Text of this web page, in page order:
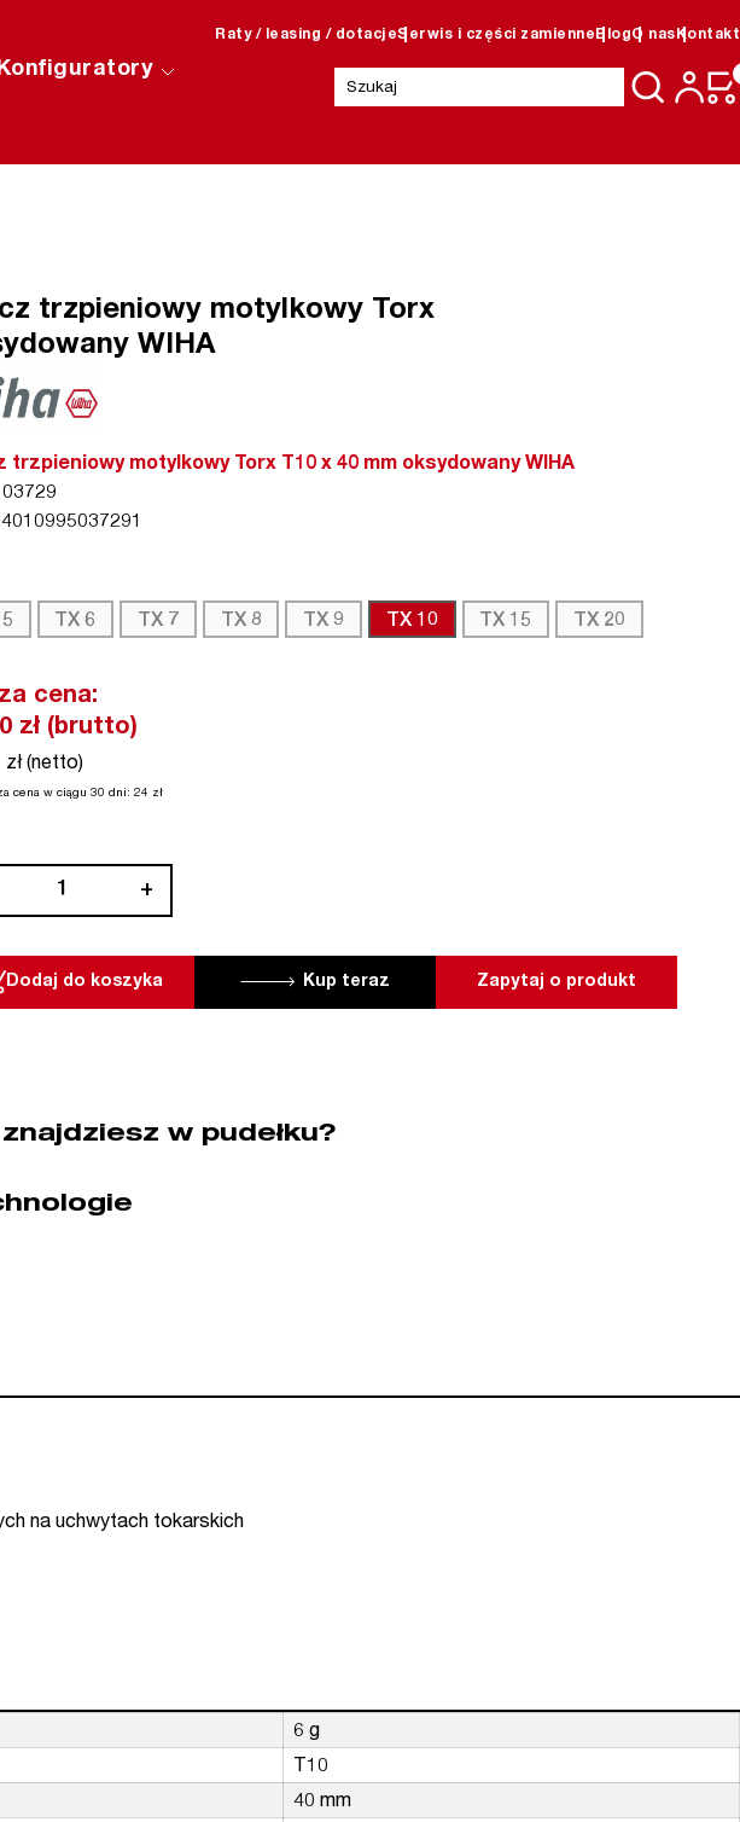
Raty / leasing / dotacjeSerwis i części zamienne BlogO nas Kontakt
Szukaj:
trzpieniowy motylkowy Torx
WIHA
trzpieniowy motylkowy Torx T10 x 40 mm oksydowany WIHA
5 TX 6 TX 7 TX 8 TX 9 TX 10 TX 15 TX 20
cena:
zł (brutto)
zł (netto)
cena w ciągu 30 dni: 24 zł
+
Dodaj do koszyka Zapytaj o produkt
Kup teraz
w pudełku?
na uchwytach tokarskich
6 g
T10
40 mm